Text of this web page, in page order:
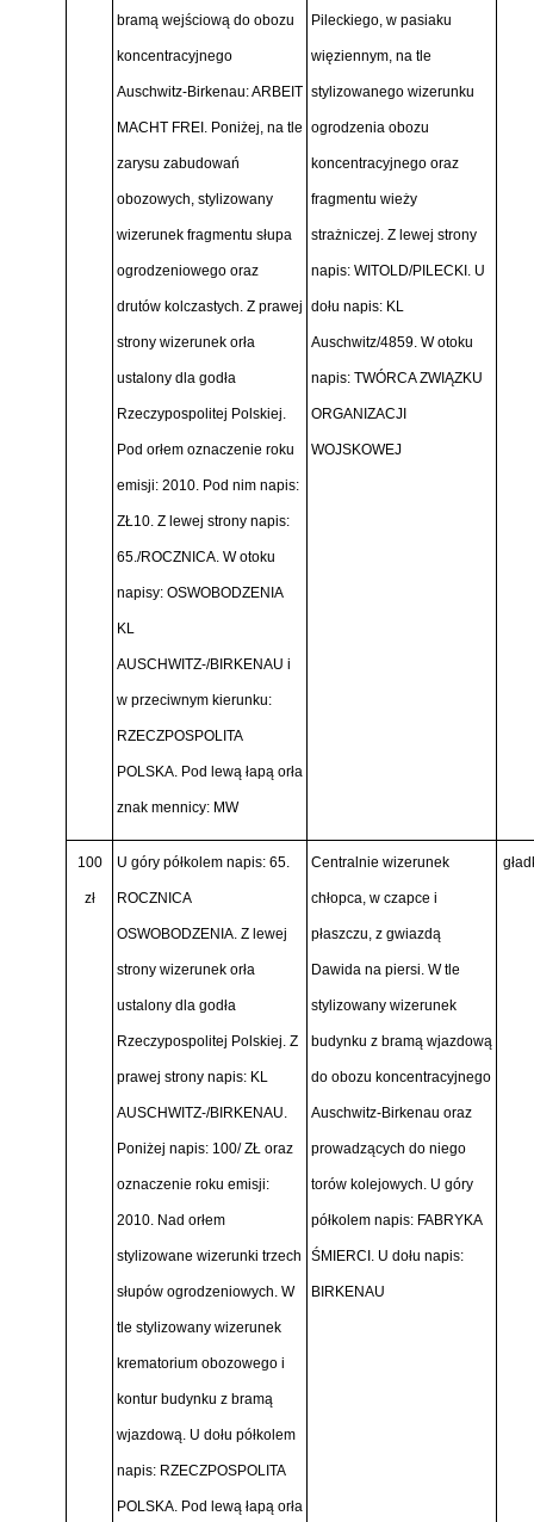
bramą wejściową do obozu
koncentracyjnego
Auschwitz-Birkenau: ARBEIT
MACHT FREI. Poniżej, na tle
zarysu zabudowań
obozowych, stylizowany
wizerunek fragmentu słupa
ogrodzeniowego oraz
drutów kolczastych. Z prawej
strony wizerunek orła
ustalony dla godła
Rzeczypospolitej Polskiej.
Pod orłem oznaczenie roku
emisji: 2010. Pod nim napis:
ZŁ10. Z lewej strony napis:
65./ROCZNICA. W otoku
napisy: OSWOBODZENIA
KL
AUSCHWITZ-/BIRKENAU i
w przeciwnym kierunku:
RZECZPOSPOLITA
POLSKA. Pod lewą łapą orła
znak mennicy: MW
Pileckiego, w pasiaku
więziennym, na tle
stylizowanego wizerunku
ogrodzenia obozu
koncentracyjnego oraz
fragmentu wieży
strażniczej. Z lewej strony
napis: WITOLD/PILECKI. U
dołu napis: KL
Auschwitz/4859. W otoku
napis: TWÓRCA ZWIĄZKU
ORGANIZACJI
WOJSKOWEJ
100
zł
U góry półkolem napis: 65.
ROCZNICA
OSWOBODZENIA. Z lewej
strony wizerunek orła
ustalony dla godła
Rzeczypospolitej Polskiej. Z
prawej strony napis: KL
AUSCHWITZ-/BIRKENAU.
Poniżej napis: 100/ ZŁ oraz
oznaczenie roku emisji:
2010. Nad orłem
stylizowane wizerunki trzech
słupów ogrodzeniowych. W
tle stylizowany wizerunek
krematorium obozowego i
kontur budynku z bramą
wjazdową. U dołu półkolem
napis: RZECZPOSPOLITA
POLSKA. Pod lewą łapą orła
Centralnie wizerunek
chłopca, w czapce i
płaszczu, z gwiazdą
Dawida na piersi. W tle
stylizowany wizerunek
budynku z bramą wjazdową
do obozu koncentracyjnego
Auschwitz-Birkenau oraz
prowadzących do niego
torów kolejowych. U góry
półkolem napis: FABRYKA
ŚMIERCI. U dołu napis:
BIRKENAU